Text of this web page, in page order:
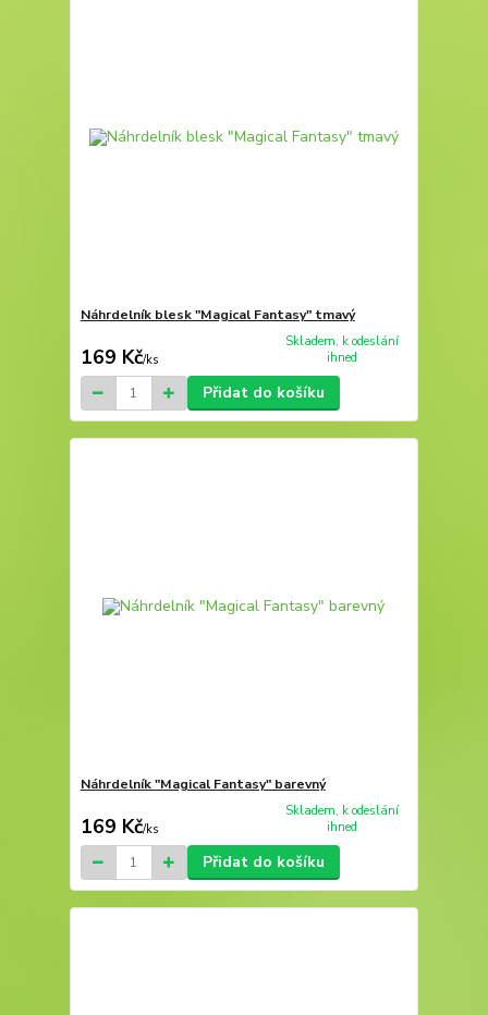
Náhrdelník blesk "Magical Fantasy" tmavý
169 Kč/ks
Skladem, k odeslání
ihned
Přidat do košíku
Náhrdelník "Magical Fantasy" barevný
169 Kč/ks
Skladem, k odeslání
ihned
Přidat do košíku